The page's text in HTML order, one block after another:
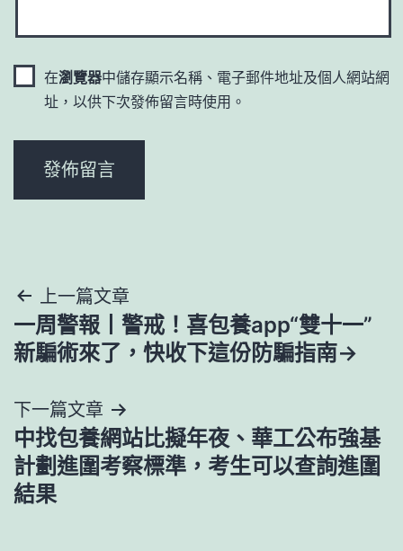
在瀏覽器中儲存顯示名稱、電子郵件地址及個人網站網
址，以供下次發佈留言時使用。
文
章
覽
上一篇文章
一周警報丨警戒！喜包養app“雙十一”
新騙術來了，快收下這份防騙指南→
下一篇文章
中找包養網站比擬年夜、華工公布強基
計劃進圍考察標準，考生可以查詢進圍
結果